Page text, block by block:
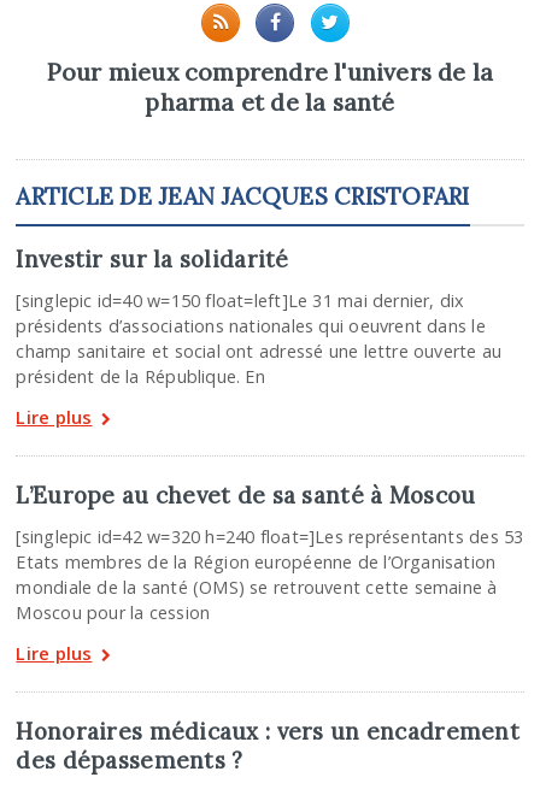
Pour mieux comprendre l'univers de la
pharma et de la santé
ARTICLE DE JEAN JACQUES CRISTOFARI
Investir sur la solidarité
[singlepic id=40 w=150 float=left]Le 31 mai dernier, dix
présidents d’associations nationales qui oeuvrent dans le
champ sanitaire et social ont adressé une lettre ouverte au
président de la République. En
Lire plus
L’Europe au chevet de sa santé à Moscou
[singlepic id=42 w=320 h=240 float=]Les représentants des 53
Etats membres de la Région européenne de l’Organisation
mondiale de la santé (OMS) se retrouvent cette semaine à
Moscou pour la cession
Lire plus
Honoraires médicaux : vers un encadrement
des dépassements ?